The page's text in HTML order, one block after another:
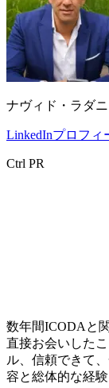
ナヴィド・ラダニ
LinkedInプロフィ
Ctrl PR
数年間ICODAと
直接お会いした
ル、信頼できて
容と総体的な経